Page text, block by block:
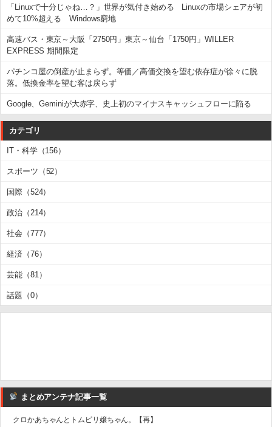
「Linuxで十分じゃね…？」世界が気付き始める Linuxの市場シェアが初
めて10%超える Windows窮地
高速バス・東京～大阪「2750円」東京～仙台「1750円」WILLER
EXPRESS 期間限定
パチンコ屋の倒産が止まらず。等価／高価交換を望む依存症が徐々に脱
落。低換金率を望む客は戻らず
Google、Geminiが大赤字、史上初のマイナスキャッシュフローに陥る
カテゴリ
IT・科学（156）
スポーツ（52）
国際（524）
政治（214）
社会（777）
経済（76）
芸能（81）
話題（0）
まとめアンテナ記事一覧
クロかあちゃんとトムピリ嬢ちゃん。【再】